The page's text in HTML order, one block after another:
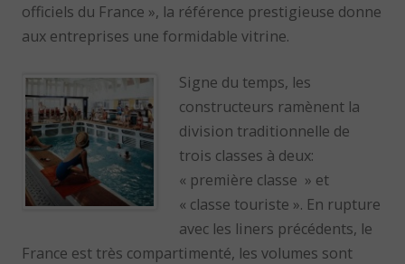
officiels du France », la référence prestigieuse donne
aux entreprises une formidable vitrine.
Signe du temps, les
constructeurs ramènent la
division traditionnelle de
trois classes à deux:
« première classe » et
« classe touriste ». En rupture
avec les liners précédents, le
France est très compartimenté, les volumes sont